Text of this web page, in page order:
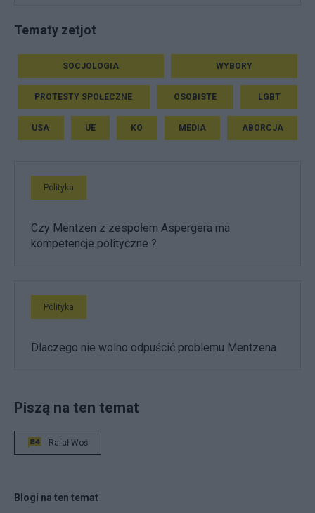
Tematy zetjot
SOCJOLOGIA WYBORY
PROTESTY SPOŁECZNE OSOBISTE LGBT
USA UE KO MEDIA ABORCJA
Polityka
Czy Mentzen z zespołem Aspergera ma
kompetencje polityczne ?
Polityka
Dlaczego nie wolno odpuścić problemu Mentzena
Piszą na ten temat
Rafał Woś
Blogi na ten temat